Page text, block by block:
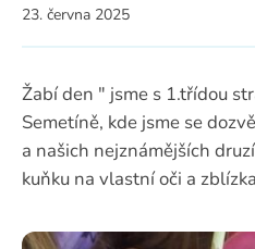
23. června 2025
Žabí den " jsme s 1.třídou
Semetíně, kde jsme se
a našich nejznámějších
kuňku na vlastní oči a